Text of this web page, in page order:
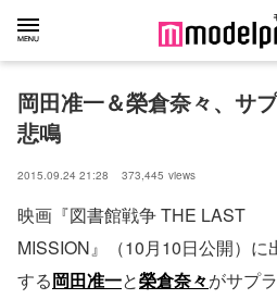
岡田准一＆榮倉奈々、サ
悲鳴
2015.09.24 21:28 373,445 views
映画『図書館戦争 THE LAST
MISSION』（10月10日公開）に
する岡田准一と榮倉奈々がサプ